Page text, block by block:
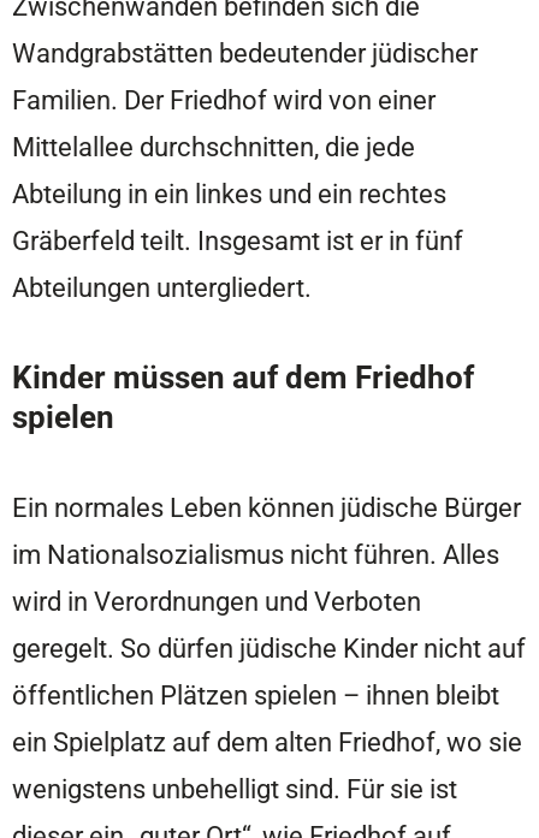
Wandgrabstätten bedeutender jüdischer
Familien. Der Friedhof wird von einer
Mittelallee durchschnitten, die jede
Abteilung in ein linkes und ein rechtes
Gräberfeld teilt. Insgesamt ist er in fünf
Abteilungen untergliedert.
Kinder müssen auf dem Friedhof
spielen
Ein normales Leben können jüdische Bürger
im Nationalsozialismus nicht führen. Alles
wird in Verordnungen und Verboten
geregelt. So dürfen jüdische Kinder nicht auf
öffentlichen Plätzen spielen – ihnen bleibt
ein Spielplatz auf dem alten Friedhof, wo sie
wenigstens unbehelligt sind. Für sie ist